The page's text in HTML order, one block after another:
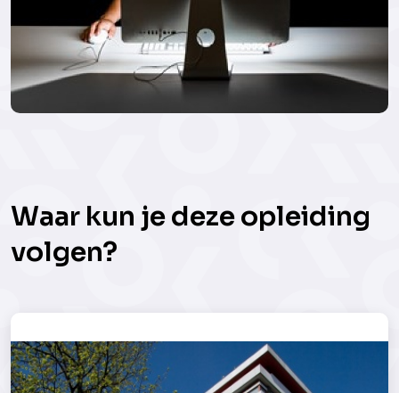
Waar kun je deze opleiding
volgen?